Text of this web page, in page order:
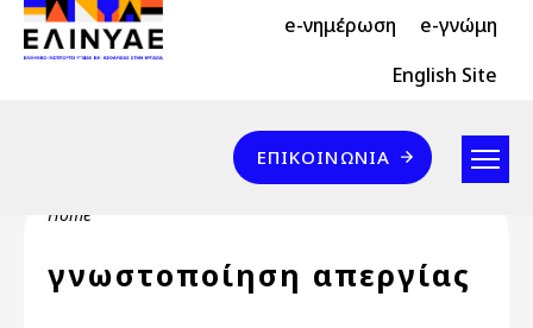
Skip to main content
Header Top 2 e-νημέρωση e-γνώμη
Header Top English Site
Επικοινωνία
ΕΠΙΚΟΙΝΩΝΊΑ
Breadcrumb
Home
γνωστοποίηση απεργίας